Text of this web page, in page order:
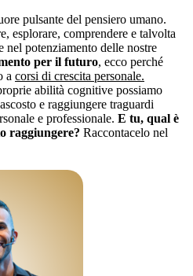
pulsante del pensiero umano.
esplorare, comprendere e talvolta
potenziamento delle nostre
per il futuro, ecco perché
a corsi di crescita personale.
abilità cognitive possiamo
e raggiungere traguardi
e professionale. E tu, qual è
raggiungere? Raccontacelo nel